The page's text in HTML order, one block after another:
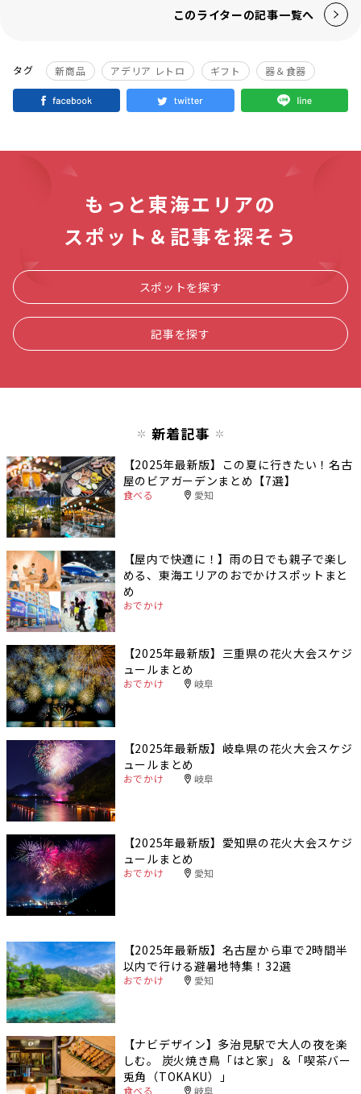
このライターの記事一覧へ
タグ 新商品 アデリア レトロ ギフト 器＆食器
もっと東海エリアの
スポット＆記事を探そう
スポットを探す
記事を探す
新着記事
【2025年最新版】この夏に行きたい！名古
屋のビアガーデンまとめ【7選】
食べる 愛知
【屋内で快適に！】雨の日でも親子で楽し
める、東海エリアのおでかけスポットまと
め
おでかけ
【2025年最新版】三重県の花火大会スケジ
ュールまとめ
おでかけ 岐阜
【2025年最新版】岐阜県の花火大会スケジ
ュールまとめ
おでかけ 岐阜
【2025年最新版】愛知県の花火大会スケジ
ュールまとめ
おでかけ 愛知
【2025年最新版】名古屋から車で2時間半
以内で行ける避暑地特集！32選
おでかけ 愛知
【ナビデザイン】多治見駅で大人の夜を楽
しむ。 炭火焼き鳥「はと家」＆「喫茶バー
兎角（TOKAKU）」
食べる 岐阜